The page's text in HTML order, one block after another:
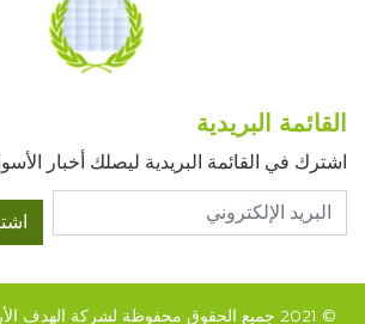
القائمة البريدية
اشترك في القائمة البريدية ليصلك أخبار
© 2021 جميع الحقوق محفوظة لشركة الهدف